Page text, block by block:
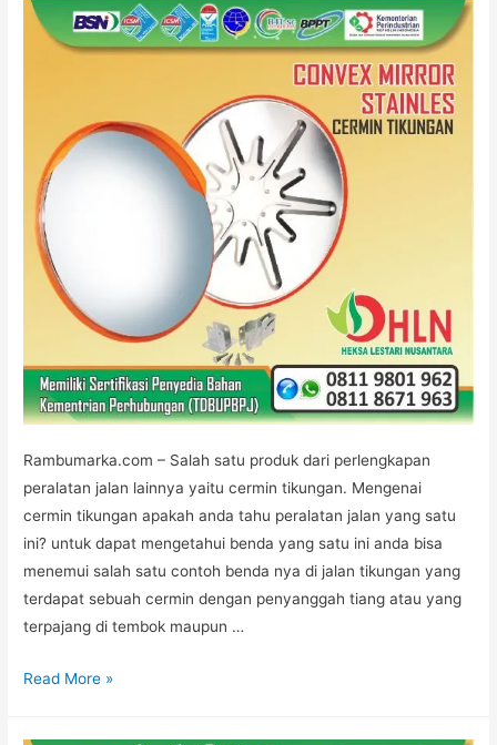
JAKARTA
Rambumarka.com – Salah satu produk dari perlengkapan
peralatan jalan lainnya yaitu cermin tikungan. Mengenai
cermin tikungan apakah anda tahu peralatan jalan yang satu
ini? untuk dapat mengetahui benda yang satu ini anda bisa
menemui salah satu contoh benda nya di jalan tikungan yang
terdapat sebuah cermin dengan penyanggah tiang atau yang
terpajang di tembok maupun …
Keunggulan
Read More »